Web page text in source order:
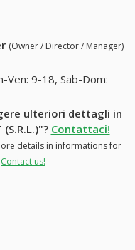
(Owner / Director / Manager)
Ven: 9-18, Sab-Dom:
ulteriori dettagli in
Contattaci!
details in informations for
Contact us!